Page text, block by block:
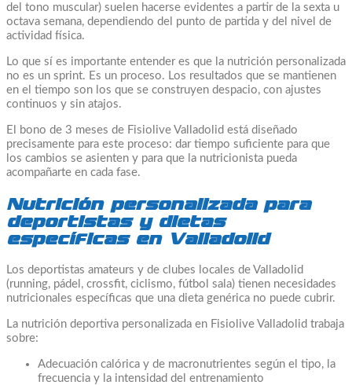
del tono muscular) suelen hacerse evidentes a partir de la sexta u
octava semana, dependiendo del punto de partida y del nivel de
actividad física.
Lo que sí es importante entender es que la nutrición personalizada
no es un sprint. Es un proceso. Los resultados que se mantienen
en el tiempo son los que se construyen despacio, con ajustes
continuos y sin atajos.
El bono de 3 meses de Fisiolive Valladolid está diseñado
precisamente para este proceso: dar tiempo suficiente para que
los cambios se asienten y para que la nutricionista pueda
acompañarte en cada fase.
Nutrición personalizada para
deportistas y dietas
específicas en Valladolid
Los deportistas amateurs y de clubes locales de Valladolid
(running, pádel, crossfit, ciclismo, fútbol sala) tienen necesidades
nutricionales específicas que una dieta genérica no puede cubrir.
La nutrición deportiva personalizada en Fisiolive Valladolid trabaja
sobre:
Adecuación calórica y de macronutrientes según el tipo, la
frecuencia y la intensidad del entrenamiento